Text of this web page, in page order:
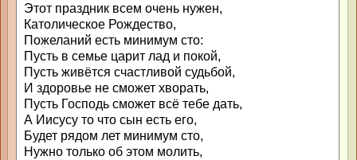
Этот праздник всем очень нужен,
Католическое Рождество,
Пожеланий есть минимум сто:
Пусть в семье царит лад и покой,
Пусть живётся счастливой судьбой,
И здоровье не сможет хворать,
Пусть Господь сможет всё тебе дать,
А Иисусу то что сын есть его,
Будет рядом лет минимум сто,
Нужно только об этом молить,